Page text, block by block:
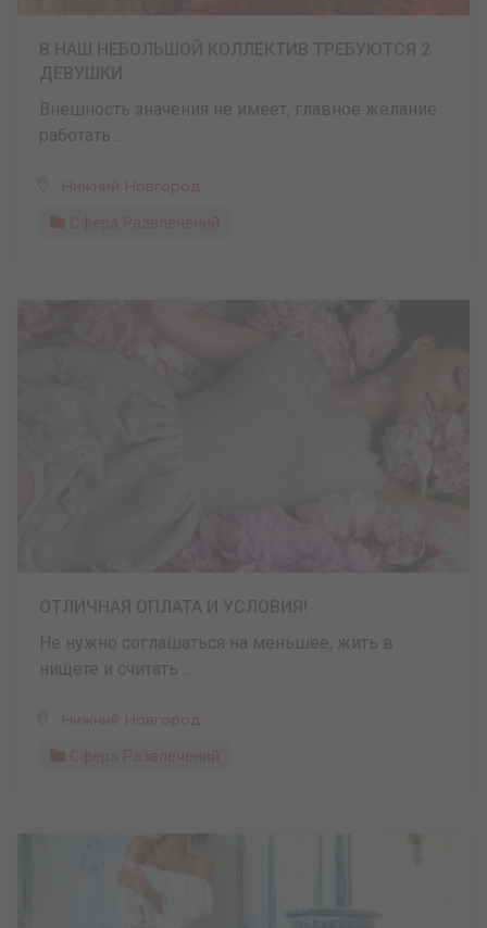
Внешность значения не имеет, главное желание
работать ...
Нижний Новгород
Сфера Развлечений
Не нужно соглашаться на меньшее, жить в
нищете и считать ...
Нижний Новгород
Сфера Развлечений